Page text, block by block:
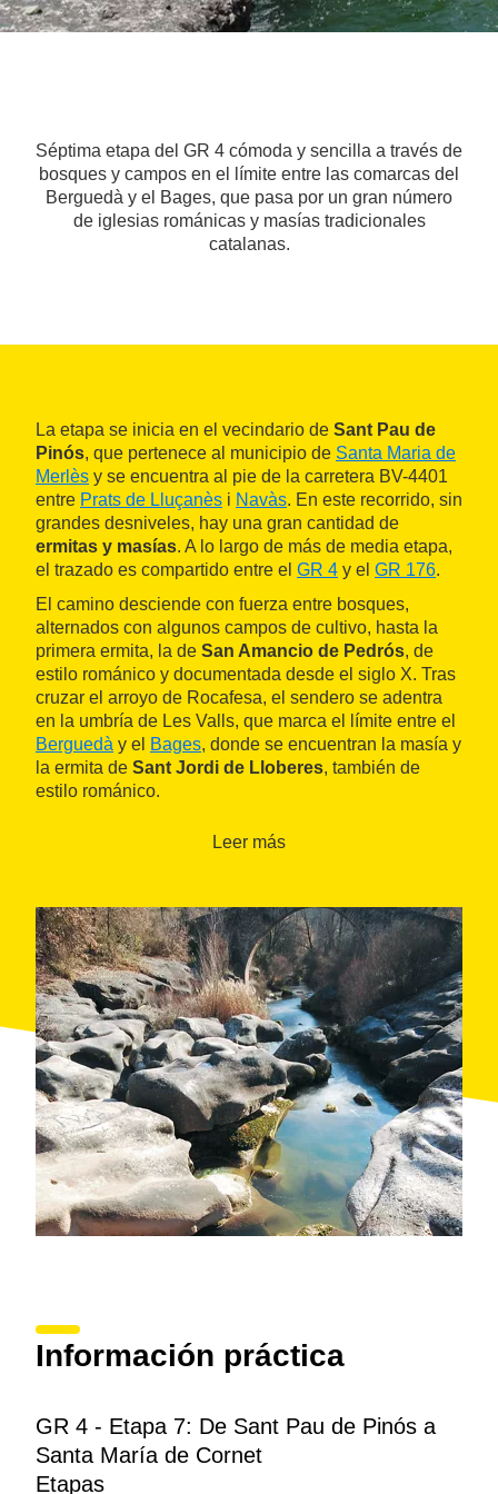
Séptima etapa del GR 4 cómoda y sencilla a través de
bosques y campos en el límite entre las comarcas del
Berguedà y el Bages, que pasa por un gran número
de iglesias románicas y masías tradicionales
catalanas.
La etapa se inicia en el vecindario de Sant Pau de
Pinós, que pertenece al municipio de Santa Maria de
Merlès y se encuentra al pie de la carretera BV-4401
entre Prats de Lluçanès i Navàs. En este recorrido, sin
grandes desniveles, hay una gran cantidad de
ermitas y masías. A lo largo de más de media etapa,
el trazado es compartido entre el GR 4 y el GR 176.
El camino desciende con fuerza entre bosques,
alternados con algunos campos de cultivo, hasta la
primera ermita, la de San Amancio de Pedrós, de
estilo románico y documentada desde el siglo X. Tras
cruzar el arroyo de Rocafesa, el sendero se adentra
en la umbría de Les Valls, que marca el límite entre el
Berguedà y el Bages, donde se encuentran la masía y
la ermita de Sant Jordi de Lloberes, también de
estilo románico.
pasa por la masía de Coll de Pitxell, antes de llegar a
sea redondo y hecho con una piedra de molino.
A continuación, se llega a la loma de Coll de
Comadons, situada entre los municipios deAvinyó y
Gaià. El camino pasa por la masía deColl de
Comadons, donde el GR 176 se desvía hacia el sur
para ir aSanta María de Cornetpor otro camino,
siguiendo la línea de cresta de la loma de Viranes.
La ruta del GR 4 sigue bajando junto alrío Cornety
pasa por otras masías importantes, como Cal Ponç o
Cal Serra, y cerca del vecindario de El Pla de Cornet
antes de llegar al final de la etapa en Cornet. Aquí se
alza Santa María de Cornet, templo de estilo románico
del siglo XII.
Leer más
Información práctica
GR 4 - Etapa 7: De Sant Pau de Pinós a
Santa María de Cornet
Etapas